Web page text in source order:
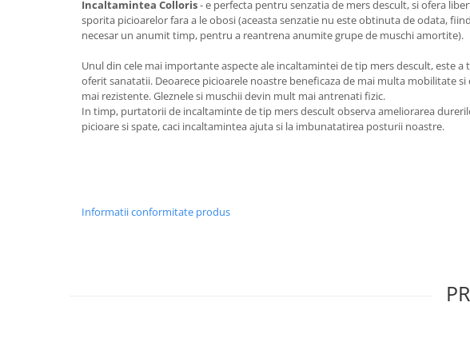
Incaltamintea Colloris- e perfecta pentru senzatia de mers descult, si ofera
sporita picioarelor fara a le obosi (aceasta senzatie nu este obtinuta de odata,
necesar un anumit timp, pentru a reantrena anumite grupe de muschi amortite).
Unul din cele mai importante aspecte ale incaltamintei de tip mers descult, este a
oferit sanatatii. Deoarece picioarele noastre beneficaza de mai multa mobilitate si
mai rezistente. Gleznele si muschii devin mult mai antrenati fizic.
In timp, purtatorii de incaltaminte de tip mers descult observa ameliorarea
picioare si spate, caci incaltamintea ajuta si la imbunatatirea posturii noastre.
Informatii conformitate produs